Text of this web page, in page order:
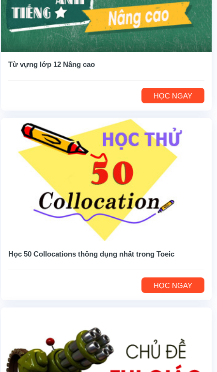
Từ vựng lớp 12 Nâng cao
HỌC NGAY
Học 50 Collocations thông dụng nhất trong Toeic
HỌC NGAY